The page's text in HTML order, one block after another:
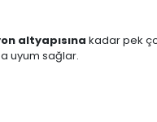
altyapısına kadar pek
uyum sağlar.